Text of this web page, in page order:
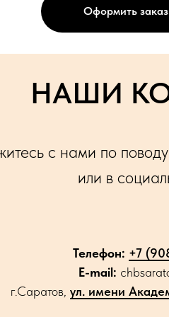
Оформить
НАШИ
с нами по
или в
Телефон: +7
E-mail:
г.Саратов, ул. имени